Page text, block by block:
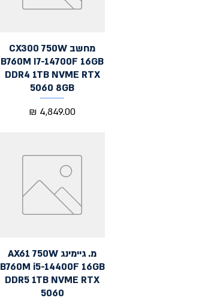
תצוגה מהירה
מחשב CX300 750W
B760M I7-14700F 16GB
DDR4 1TB NVME RTX
5060 8GB
מחיר
תצוגה מהירה
מ. גיימינג AX61 750W
B760M i5-14400F 16GB
DDR5 1TB NVME RTX
5060